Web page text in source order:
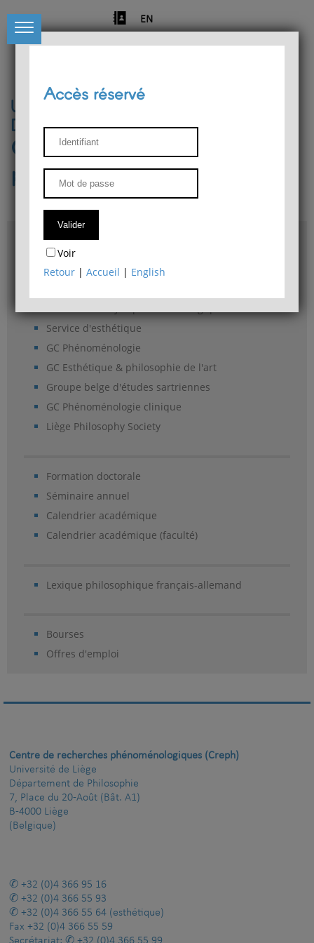
EN
Université de Liège
Département de philosophie
Centre de recherches
phénoménologiques
Accès & plans
Bibliothèque du Département de philosophie
Service d'esthétique
GC Phénoménologie
GC Esthétique & philosophie de l'art
Groupe belge d'études sartriennes
GC Phénoménologie clinique
Liège Philosophy Society
Formation doctorale
Séminaire annuel
Calendrier académique
Calendrier académique (faculté)
Lexique philosophique français-allemand
Bourses
Offres d'emploi
Accès réservé
Voir
Retour |Accueil | English
Centre de recherches phénoménologiques (Creph)
Université de Liège
Département de Philosophie
7, Place du 20-Août (Bât. A1)
B-4000 Liège
(Belgique)
+32 (0)4 366 95 16
+32 (0)4 366 55 93
+32 (0)4 366 55 64 (esthétique)
Fax +32 (0)4 366 55 59